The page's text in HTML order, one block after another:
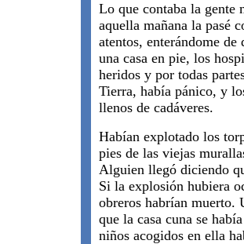
Lo que contaba la gente
aquella mañana la pasé
atentos, enterándome
una casa en pie, los
heridos y por todas
Tierra, había pánico, y
llenos de cadáveres.
Habían explotado los
pies de las viejas
Alguien llegó diciendo
Si la explosión hubiera
obreros habrían muerto.
que la casa cuna se
niños acogidos en ella